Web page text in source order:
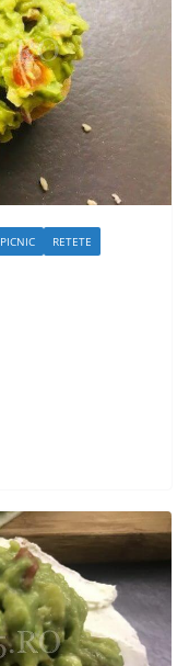
PICNIC
RETETE